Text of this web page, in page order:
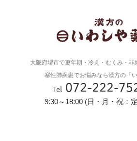
大阪府堺市で更年期・冷え・むくみ・非
塞性肺疾患でお悩みなら漢方の「い
Tel 072-222-
9:30～18:00 (日・月・祝：